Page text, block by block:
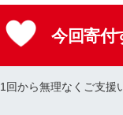
今回寄付
1回から無理なくご支援